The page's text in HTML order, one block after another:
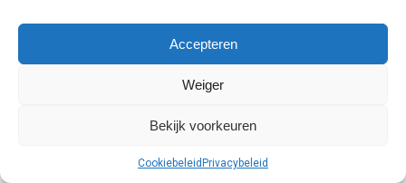
Accepteren
Weiger
Bekijk voorkeuren
Cookiebeleid Privacybeleid